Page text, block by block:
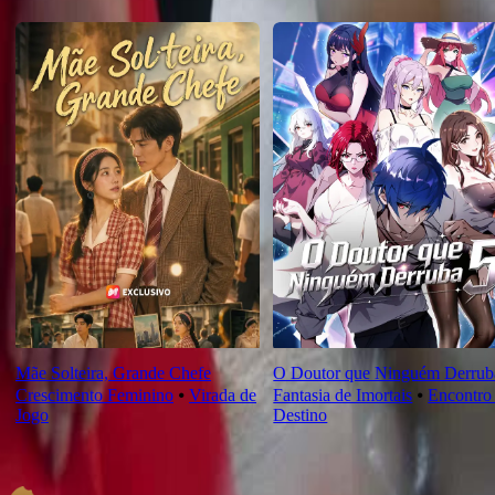
Novas Para Você
Mãe Solteira, Grande Chefe
Crescimento Feminino ⦁ Virada de
Jogo
O Doutor que Ninguém
Fantasia de Imortais ⦁
Destino